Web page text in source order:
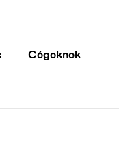
Cégeknek